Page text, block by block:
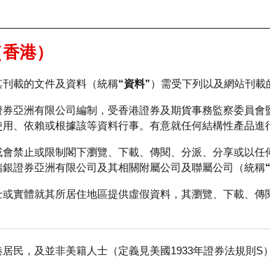
指數產品 輪證市場統計 正股資料及市場統計 瑞
港）
載的文件及資料（統稱“資料”）需受下列以及網站刊載
亞洲有限公司編制，受香港證券及期貨事務監察委員會
、依賴或根據該等資料行事。有意就任何結構性產品進
禁止或限制閣下瀏覽、下載、傳閱、分派、分享或以
證券亞洲有限公司及其相關附屬公司及聯屬公司（統稱
實體就其所居住地區提供虛假資料，其瀏覽、下載、
民，及並非美籍人士（定義見美國1933年證券法規則S
析儀
比較
認購 3888 金山軟件